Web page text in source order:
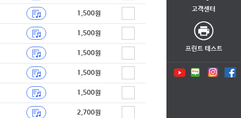
1,500원
1,500원
1,500원
1,500원
1,500원
2,700원
고객센터
프린트 테스트